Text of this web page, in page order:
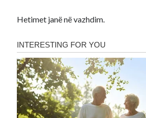
Hetimet janë në vazhdim.